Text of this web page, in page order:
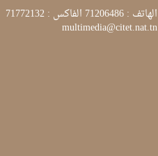
الهاتف : 71206486 الفاكس : 71772132
multimedia@citet.nat.tn